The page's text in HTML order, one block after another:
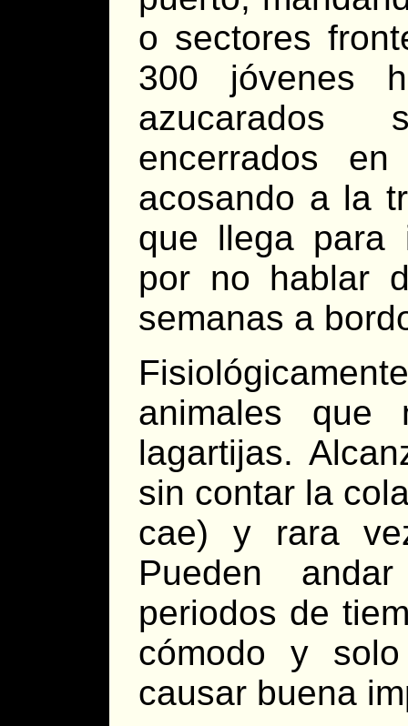
o sectores
300 jóvenes
azucarados
encerrados
acosando a la
que llega para
por no hablar
semanas a
animales que
lagartijas.
sin contar la
cae) y rara
Pueden
periodos de
cómodo y
causar buena